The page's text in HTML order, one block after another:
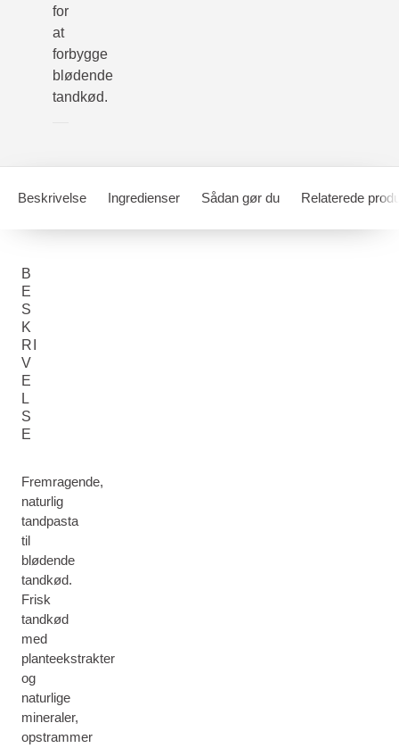
for
at
forbygge
blødende
tandkød.
Beskrivelse Ingredienser Sådan gør du Relaterede
B
E
S
K
RI
V
E
L
S
E
Fremragende,
naturlig
tandpasta
til
blødende
tandkød.
Frisk
tandkød
med
planteekstrakter
og
naturlige
mineraler,
opstrammer